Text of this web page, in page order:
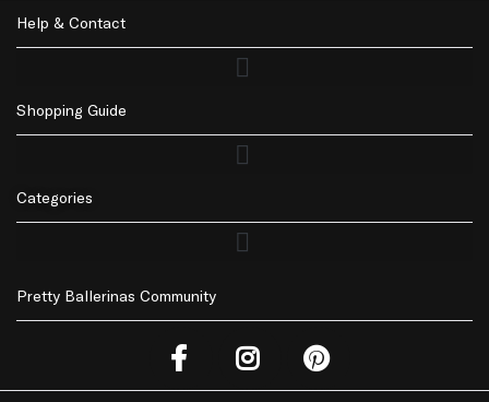
Help & Contact
Shopping Guide
Categories
Pretty Ballerinas Community